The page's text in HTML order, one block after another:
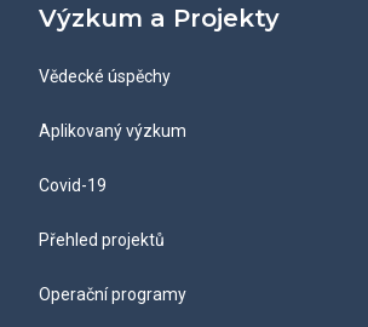
Výzkum a Projekty
Vědecké úspěchy
Aplikovaný výzkum
Covid-19
Přehled projektů
Operační programy